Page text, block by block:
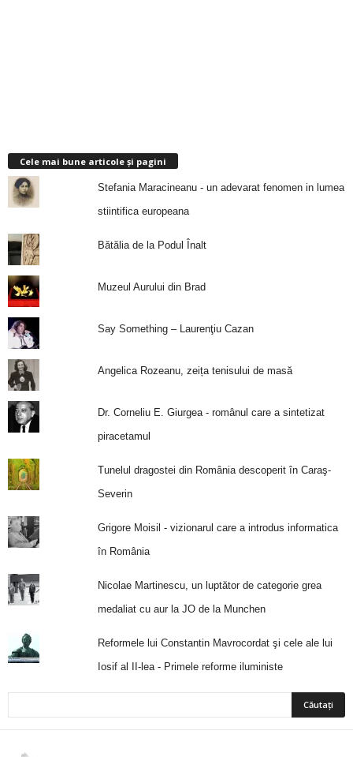
Cele mai bune articole și pagini
Stefania Maracineanu - un adevarat fenomen in lumea
stiintifica europeana
Bătălia de la Podul Înalt
Muzeul Aurului din Brad
Say Something – Laurenţiu Cazan
Angelica Rozeanu, zeița tenisului de masă
Dr. Corneliu E. Giurgea - românul care a sintetizat
piracetamul
Tunelul dragostei din România descoperit în Caraş-
Severin
Grigore Moisil - vizionarul care a introdus informatica
în România
Nicolae Martinescu, un luptător de categorie grea
medaliat cu aur la JO de la Munchen
Reformele lui Constantin Mavrocordat şi cele ale lui
Iosif al II-lea - Primele reforme iluministe